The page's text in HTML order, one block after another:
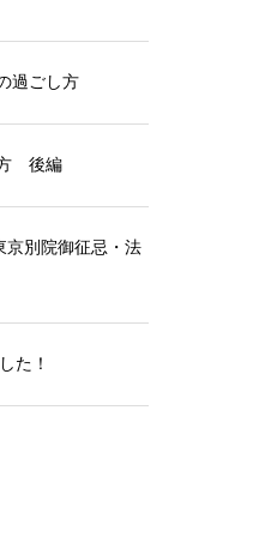
過ごし方
方 後編
京別院御征忌・法
た！